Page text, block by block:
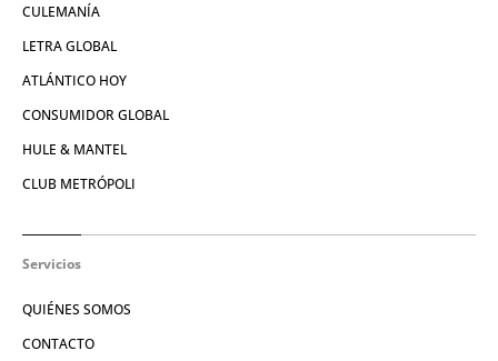
CULEMANÍA
LETRA GLOBAL
ATLÁNTICO HOY
CONSUMIDOR GLOBAL
HULE & MANTEL
CLUB METRÓPOLI
Servicios
QUIÉNES SOMOS
CONTACTO